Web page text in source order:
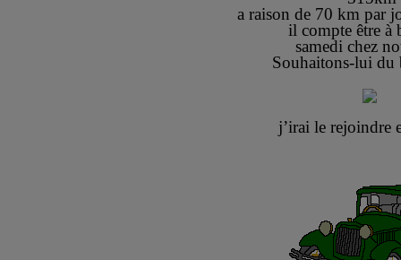
a raison de 70 km par
il compte être à
samedi chez
Souhaitons-lui du
j’irai le rejoindre